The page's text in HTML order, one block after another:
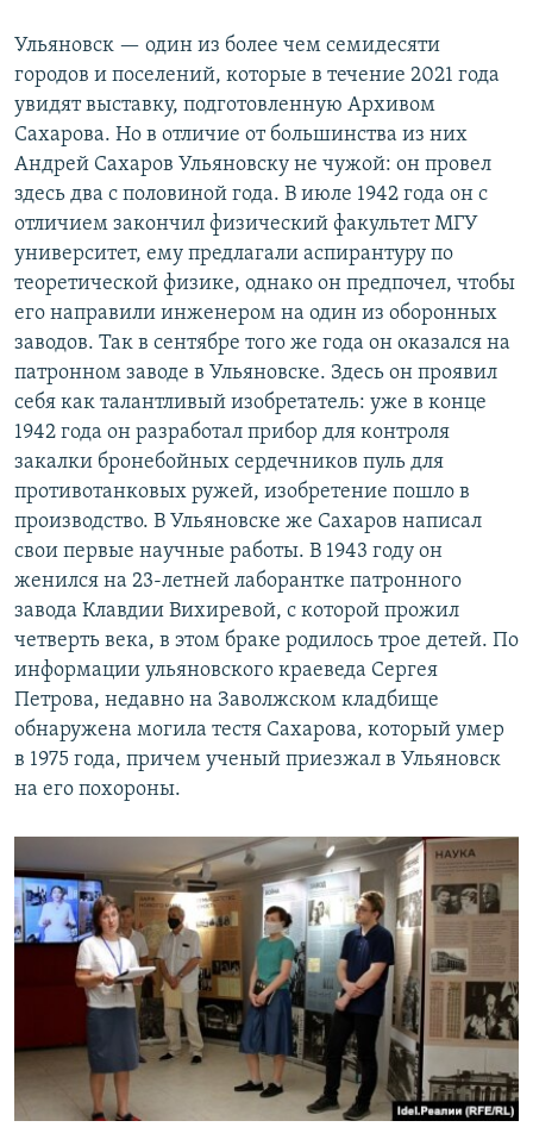
Ульяновск — один из более чем семидесяти
городов и поселений, которые в течение 2021 года
увидят выставку, подготовленную Архивом
Сахарова. Но в отличие от большинства из них
Андрей Сахаров Ульяновску не чужой: он провел
здесь два с половиной года. В июле 1942 года он с
отличием закончил физический факультет МГУ
университет, ему предлагали аспирантуру по
теоретической физике, однако он предпочел, чтобы
его направили инженером на один из оборонных
заводов. Так в сентябре того же года он оказался на
патронном заводе в Ульяновске. Здесь он проявил
себя как талантливый изобретатель: уже в конце
1942 года он разработал прибор для контроля
закалки бронебойных сердечников пуль для
противотанковых ружей, изобретение пошло в
производство. В Ульяновске же Сахаров написал
свои первые научные работы. В 1943 году он
женился на 23‑летней лаборантке патронного
завода Клавдии Вихиревой, с которой прожил
четверть века, в этом браке родилось трое детей. По
информации ульяновского краеведа Сергея
Петрова, недавно на Заволжском кладбище
обнаружена могила тестя Сахарова, который умер
в 1975 года, причем ученый приезжал в Ульяновск
на его похороны.